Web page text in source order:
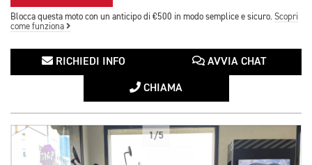
Blocca questa moto con un anticipo di €500 in modo semplice e sicuro. Scopri
come funziona
RICHIEDI INFO AVVIA CHAT
CHIAMA
1/5